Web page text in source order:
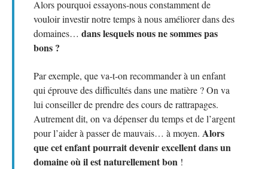
Alors pourquoi essayons-nous constamment de
vouloir investir notre temps à nous améliorer dans des
domaines… dans lesquels nous ne sommes pas
bons ?
Par exemple, que va-t-on recommander à un enfant
qui éprouve des difficultés dans une matière ? On va
lui conseiller de prendre des cours de rattrapages.
Autrement dit, on va dépenser du temps et de l’argent
pour l’aider à passer de mauvais… à moyen. Alors
que cet enfant pourrait devenir excellent dans un
domaine où il est naturellement bon !